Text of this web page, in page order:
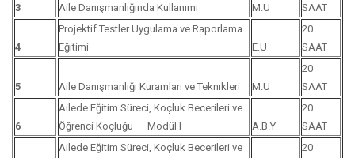
3
Aile Danışmanlığında Kullanımı
M.U
SAAT
4
Projektif Testler Uygulama ve Raporlama
Eğitimi
E.U
20
SAAT
5 Aile Danışmanlığı Kuramları ve Teknıkleri M.U
20
SAAT
6
Ailede Eğitim Süreci, Koçluk Becerileri ve
Öğrenci Koçluğu – Modül I
A.B.Y
20
SAAT
Ailede Eğitim Süreci, Koçluk Becerileri ve
20